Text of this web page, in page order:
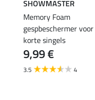
SHOWMASTER
Memory Foam
gespbeschermer voor
korte singels
9,99 €
3.5 4